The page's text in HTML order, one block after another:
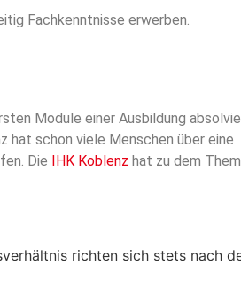
Fachkenntnisse erwerben.
Module einer Ausbildung
schon viele Menschen über eine
Die IHK Koblenz hat zu dem
richten sich stets nach